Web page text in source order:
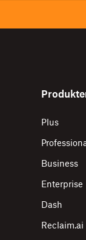
Plus
Business
Enterprise
Dash
Reclaim.ai